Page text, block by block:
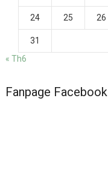
24 25 26
31
« Th6
Fanpage Facebook